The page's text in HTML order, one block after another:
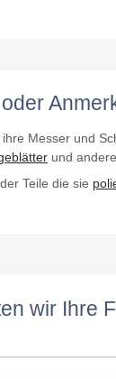
Messer und
und andere
Teile die sie
wir Ihre